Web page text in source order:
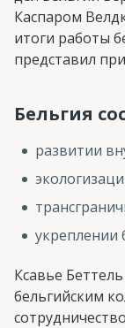
Каспаром
итоги работы
представил
Бельгия
развитии
укреплении
Ксавье
бельгийским